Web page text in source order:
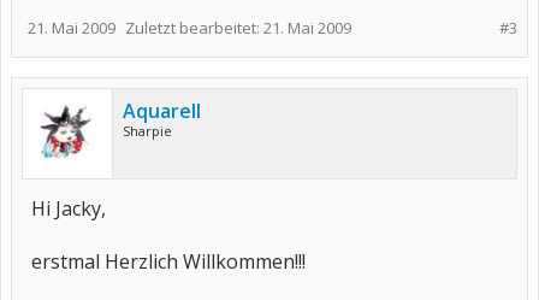
#3
21. Mai 2009 Zuletzt bearbeitet: 21. Mai 2009
Aquarell
Sharpie
Hi Jacky,
erstmal Herzlich Willkommen!!!